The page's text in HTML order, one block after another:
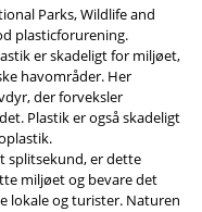
Parks, Wildlife and
plasticforurening.
er skadeligt for miljøet,
havområder. Her
der forveksler
Plastik er også skadeligt
splitsekund, er dette
miljøet og bevare det
lokale og turister. Naturen